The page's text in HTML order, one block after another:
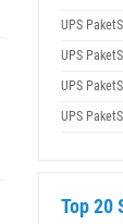
UPS
UPS
UPS
UPS
Top 20